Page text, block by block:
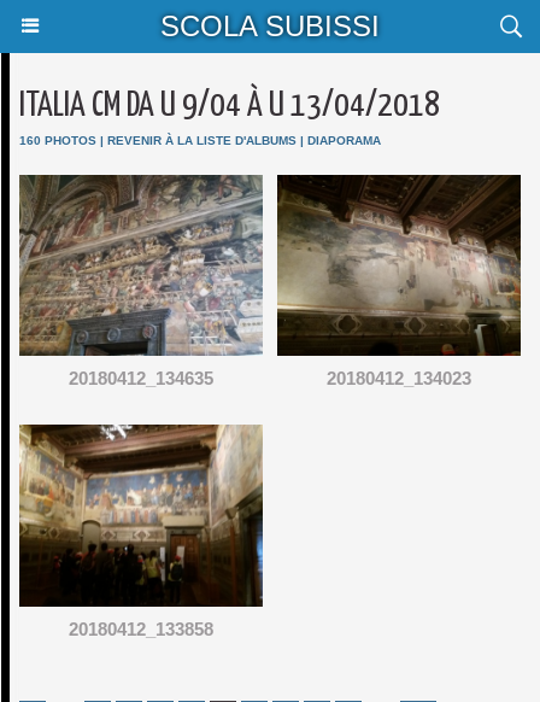
SCOLA SUBISSI
ITALIA CM DA U 9/04 À U 13/04/2018
160 PHOTOS | REVENIR À LA LISTE D'ALBUMS | DIAPORAMA
20180412_134635 20180412_134023
20180412_133858